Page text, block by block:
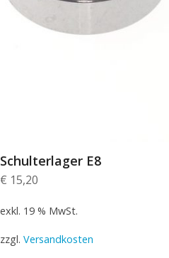
Schulterlager E8
€ 15,20
exkl. 19 % MwSt.
zzgl. Versandkosten